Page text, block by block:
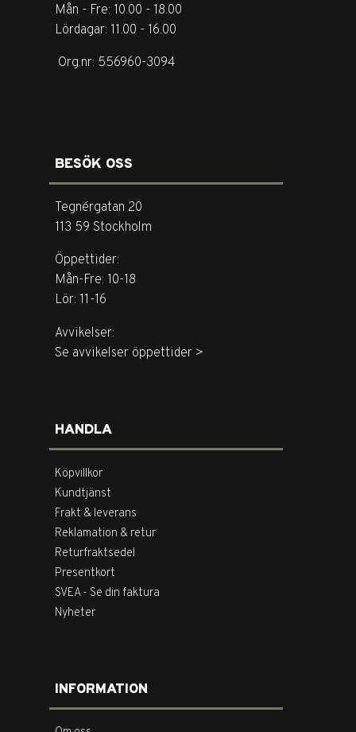
Mån - Fre: 10.00 - 18.00
Lördagar: 11.00 - 16.00
Org.nr: 556960-3094
BESÖK OSS
Tegnérgatan 20
113 59 Stockholm
Öppettider:
Mån-Fre: 10-18
Lör: 11-16
Avvikelser:
Se avvikelser öppettider >
HANDLA
Köpvillkor
Kundtjänst
Frakt & leverans
Reklamation & retur
Returfraktsedel
Presentkort
SVEA - Se din faktura
Nyheter
INFORMATION